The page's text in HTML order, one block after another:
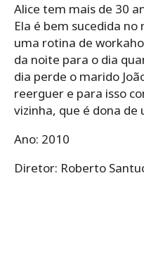
Alice tem mais de 30
Ela é bem sucedida
uma rotina de
da noite para o dia
dia perde o marido
reerguer e para isso
vizinha, que é dona de
Ano: 2010
Diretor: Roberto